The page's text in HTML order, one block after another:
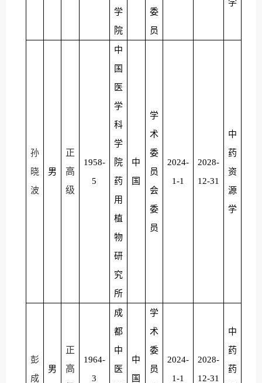
学
院
委
员
学
孙
晓
波
男
正
高
级
1958-
5
中
国
医
学
科
学
院
药
用
植
物
研
究
所
中
国
学
术
委
员
会
委
员
2024-
1-1
2028-
12-31
中
药
资
源
学
彭
成
男
正
高
1964-
3
成
都
中
医
中
国
学
术
委
员
2024-
1-1
2028-
12-31
中
药
药